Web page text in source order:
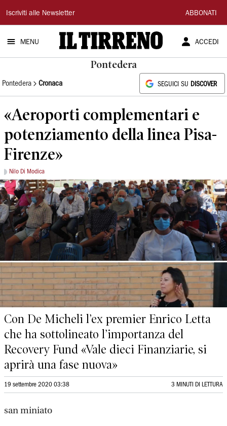
Il
Tirreno
Iscriviti alle Newsletter ABBONATI
MENU ACCEDI
Pontedera
Pontedera Cronaca SEGUICI SU DISCOVER
«Aeroporti complementari e
potenziamento della linea Pisa-
Firenze»
Nilo Di Modica
Con De Micheli l’ex premier Enrico Letta
che ha sottolineato l’importanza del
Recovery Fund «Vale dieci Finanziarie, si
aprirà una fase nuova»
19 settembre 2020 03:38 3 MINUTI DI LETTURA
san miniato